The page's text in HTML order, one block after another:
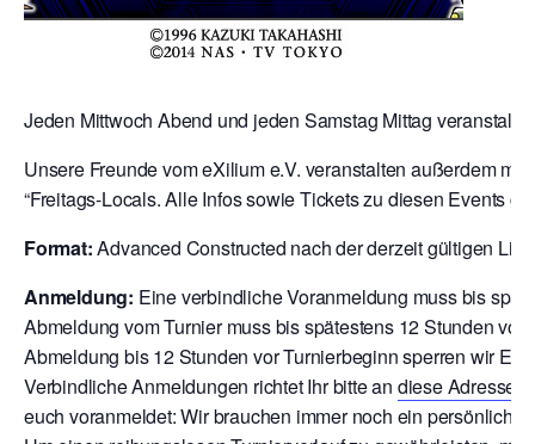
Jeden Mittwoch Abend und jeden Samstag Mittag
Unsere Freunde vom eXilium e.V. veranstalten außerdem
“Freitags-Locals. Alle Infos sowie Tickets zu diesen Events
Format:Advanced Constructed nach der derzeit gültigen
Anmeldung: Eine verbindliche Voranmeldung muss bis
Abmeldung vom Turnier muss bis spätestens 12 Stunden
Abmeldung bis 12 Stunden vor Turnierbeginn sperren wir
Verbindliche Anmeldungen richtet Ihr bitte an diese Adresse
euch voranmeldet: Wir brauchen immer noch ein